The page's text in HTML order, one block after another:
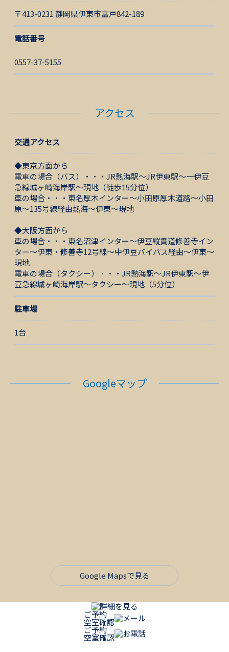
〒413-0231 静岡県伊東市富戸842-189
電話番号
0557-37-5155
アクセス
交通アクセス
◆東京方面から
電車の場合（バス）・・・JR熱海駅～JR伊東駅～一伊豆
急線城ヶ崎海岸駅～現地（徒歩15分位）
車の場合・・・東名厚木インター～小田原厚木道路～小田
原～135号線経由熱海～伊東～現地
◆大阪方面から
車の場合・・・東名沼津インター～伊豆縦貫道修善寺イン
ター～伊東・修善寺12号線～中伊豆バイパス経由～伊東～
現地
電車の場合（タクシー）・・・JR熱海駅～JR伊東駅～伊
豆急線城ヶ崎海岸駅～タクシー～現地（5分位）
駐車場
1台
Googleマップ
Google Mapsで見る
詳細を見る
ご予約
空室確認
メール
ご予約
空室確認 お電話